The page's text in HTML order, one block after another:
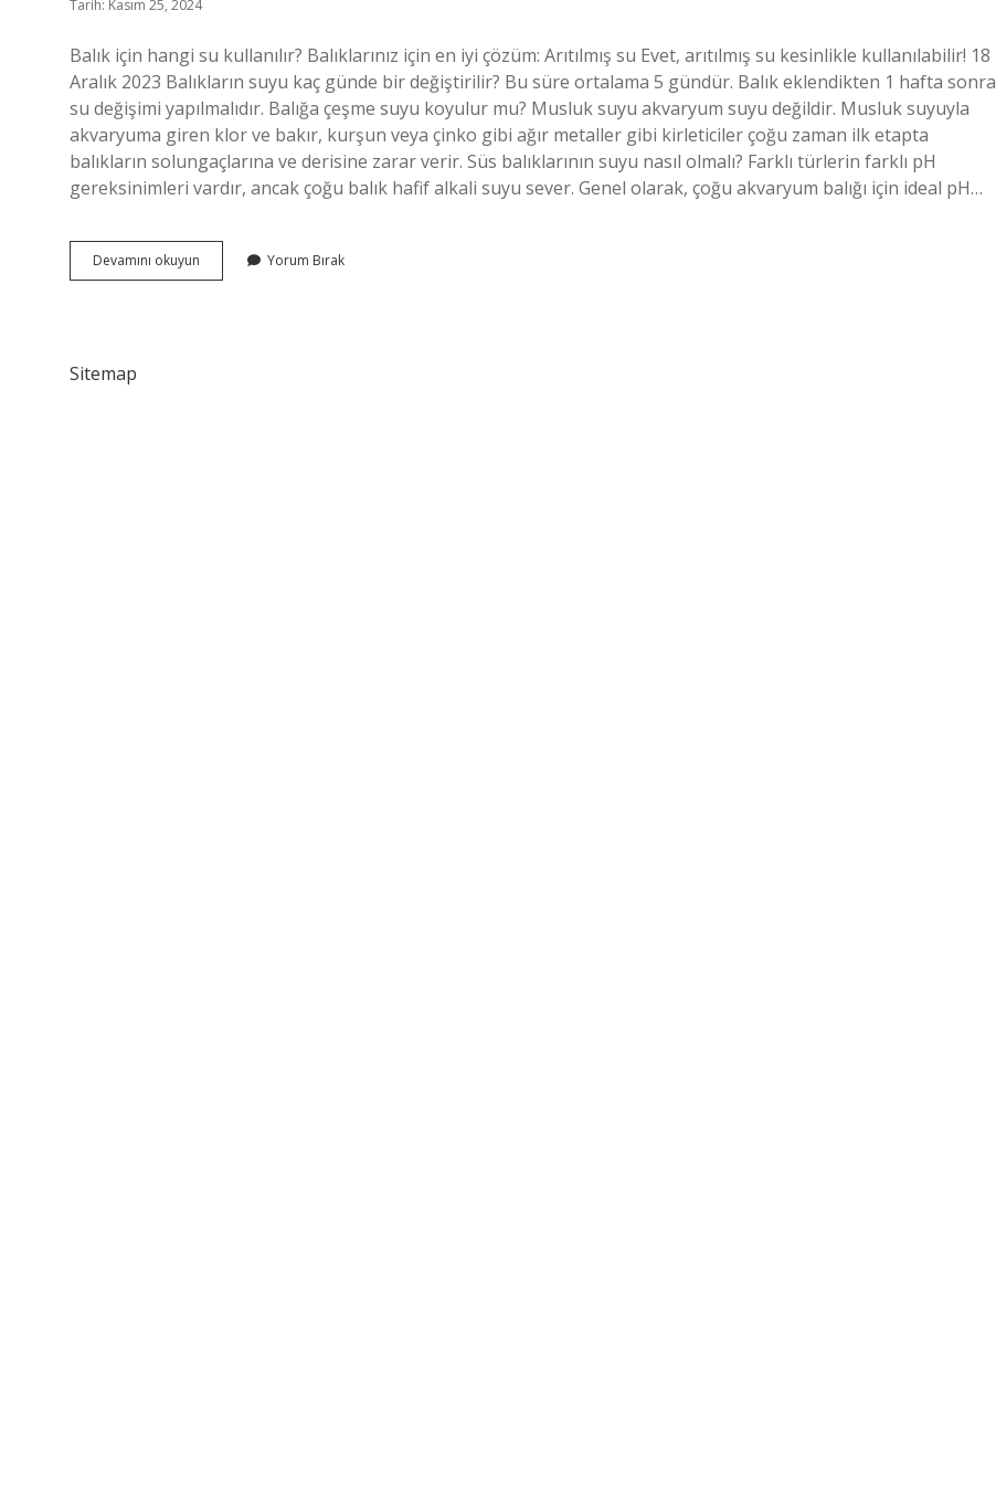
Tarih: Kasım 25, 2024
Balık için hangi su kullanılır? Balıklarınız için en iyi çözüm: Arıtılmış su Evet, arıtılmış su kesinlikle kullanılabilir! 18
Aralık 2023 Balıkların suyu kaç günde bir değiştirilir? Bu süre ortalama 5 gündür. Balık eklendikten 1 hafta sonra
su değişimi yapılmalıdır. Balığa çeşme suyu koyulur mu? Musluk suyu akvaryum suyu değildir. Musluk suyuyla
akvaryuma giren klor ve bakır, kurşun veya çinko gibi ağır metaller gibi kirleticiler çoğu zaman ilk etapta
balıkların solungaçlarına ve derisine zarar verir. Süs balıklarının suyu nasıl olmalı? Farklı türlerin farklı pH
gereksinimleri vardır, ancak çoğu balık hafif alkali suyu sever. Genel olarak, çoğu akvaryum balığı için ideal pH…
Devamını okuyun
Beslenen
Yorum Bırak
Sitemap